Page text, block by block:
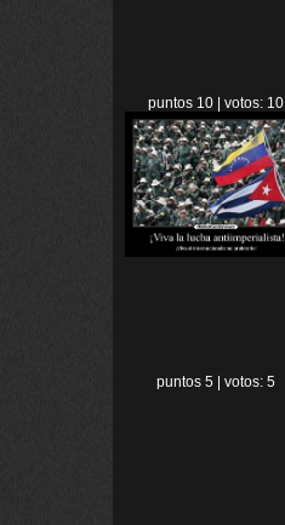
puntos 10 | votos: 10
puntos 5 | votos: 5